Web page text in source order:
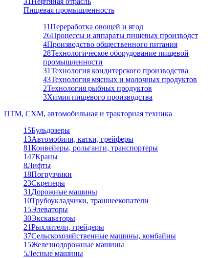
Пищевая промышленность
11Переработка овощей и ягод
26Процессы и аппараты пищевых производст
4Производство общественного питания
28Технологическое оборудование пищевой
промышленности
31Технология кондитерского производства
43Технология мясных и молочных продуктов
2Технология рыбных продуктов
3Химия пищевого производства
ПТМ, СХМ, автомобильная и тракторная техника
15Бульдозеры
13Автомобили, катки, грейферы
81Конвейеры, рольганги, транспортеры
147Краны
8Лифты
18Погрузчики
23Скреперы
31 Дорожные машины
10Трубоукладчики, траншеекопатели
15Элеваторы
30Экскаваторы
21Рыхлители, грейдеры
37Сельскохозяйственные машины, комбайны
15Железнодорожные машины
5Лесные машины